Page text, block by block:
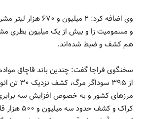
وی اضافه کرد: ۲
و مسمومیت زا و بیش از یک میلیون بطری
هم کشف و ضبط شده‌اند.
سخنگوی فراجا گفت: چندین باند قاچاق
از ۳۹۵
مرزهای کشور و به خصوص افزایش سه
کراک و کشف